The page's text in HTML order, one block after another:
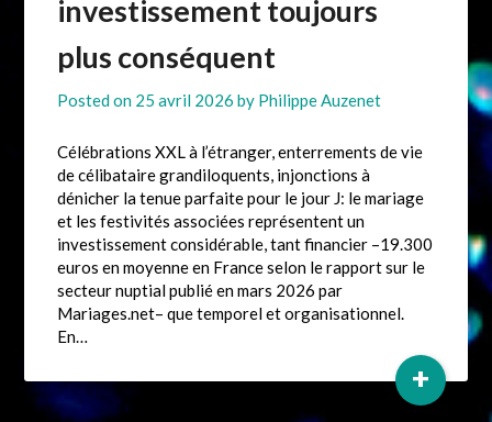
investissement toujours
plus conséquent
Posted on 25 avril 2026 by Philippe Auzenet
Célébrations XXL à l’étranger, enterrements de vie
de célibataire grandiloquents, injonctions à
dénicher la tenue parfaite pour le jour J: le mariage
et les festivités associées représentent un
investissement considérable, tant financier –19.300
euros en moyenne en France selon le rapport sur le
secteur nuptial publié en mars 2026 par
Mariages.net– que temporel et organisationnel.
En…
+